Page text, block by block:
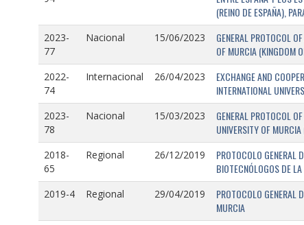
(REINO DE ESPAÑA),
2023-
77
Nacional 15/06/2023
GENERAL PROTOCOL
OF MURCIA (KINGDOM
2022-
74
Internacional 26/04/2023
EXCHANGE AND
INTERNATIONAL
2023-
78
Nacional 15/03/2023
GENERAL PROTOCOL
UNIVERSITY OF
2018-
65
Regional 26/12/2019
PROTOCOLO GENERAL
BIOTECNÓLOGOS DE
2019-4 Regional 29/04/2019
PROTOCOLO GENERAL
MURCIA